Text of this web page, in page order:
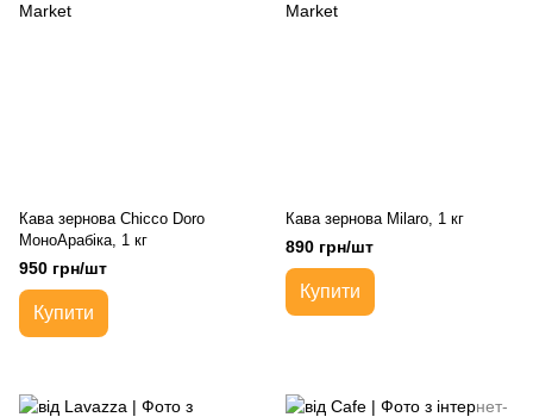
Кава зернова Chicco Doro
МоноАрабіка, 1 кг
950 грн/шт
Купити
Кава зернова Milaro, 1 кг
890 грн/шт
Купити